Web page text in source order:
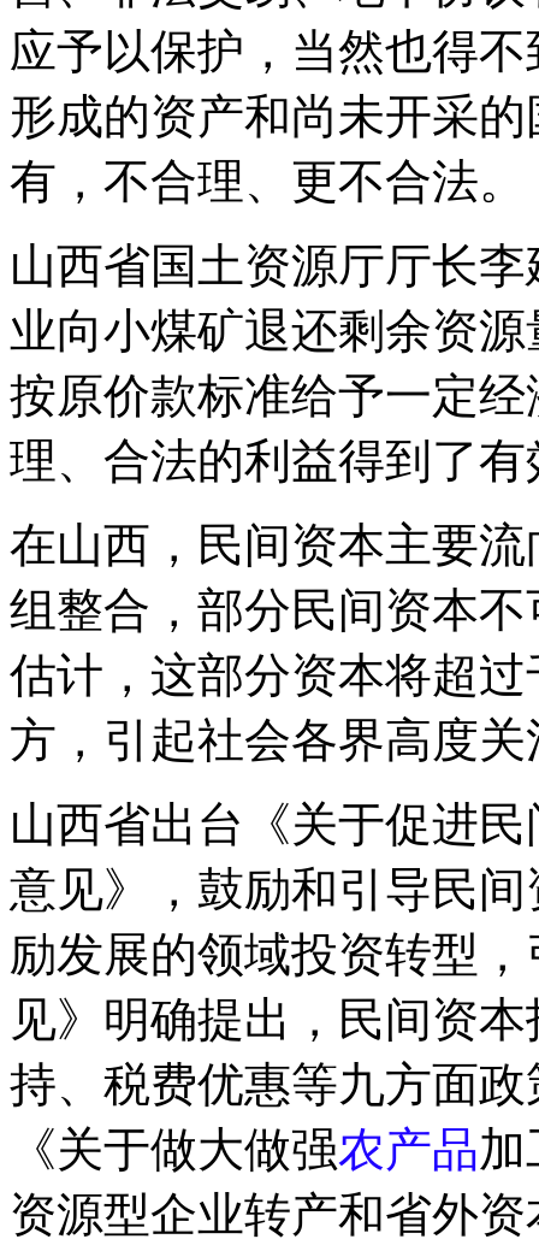
应予以保护，当然也得
形成的资产和尚未开采
有，不合理、更不合法。
山西省国土资源厅厅长
业向小煤矿退还剩余资
按原价款标准给予一定
理、合法的利益得到了
在山西，民间资本主要
组整合，部分民间资本
估计，这部分资本将超
方，引起社会各界高度关
山西省出台《关于促进
意见》，鼓励和引导民
励发展的领域投资转型
见》明确提出，民间资
持、税费优惠等九方面
《关于做大做强农产品加
资源型企业转产和省外